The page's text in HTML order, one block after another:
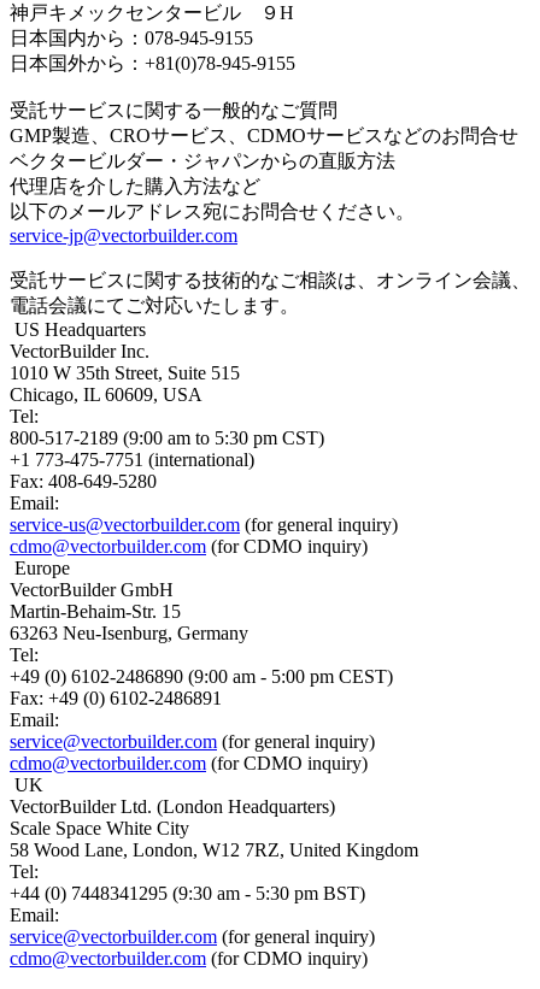
神戸キメックセンタービル ９H
日本国内から：078-945-9155
日本国外から：+81(0)78-945-9155
受託サービスに関する一般的なご質問
GMP製造、CROサービス、CDMOサービスなどのお問合せ
ベクタービルダー・ジャパンからの直販方法
代理店を介した購入方法など
以下のメールアドレス宛にお問合せください。
service-jp@vectorbuilder.com
受託サービスに関する技術的なご相談は、オンライン会議、
電話会議にてご対応いたします。
US Headquarters
VectorBuilder Inc.
1010 W 35th Street, Suite 515
Chicago, IL 60609, USA
Tel:
800-517-2189 (9:00 am to 5:30 pm CST)
+1 773-475-7751 (international)
Fax: 408-649-5280
Email:
service-us@vectorbuilder.com (for general inquiry)
cdmo@vectorbuilder.com (for CDMO inquiry)
Europe
VectorBuilder GmbH
Martin-Behaim-Str. 15
63263 Neu-Isenburg, Germany
Tel:
+49 (0) 6102-2486890 (9:00 am - 5:00 pm CEST)
Fax: +49 (0) 6102-2486891
Email:
service@vectorbuilder.com (for general inquiry)
cdmo@vectorbuilder.com (for CDMO inquiry)
UK
VectorBuilder Ltd. (London Headquarters)
Scale Space White City
58 Wood Lane, London, W12 7RZ, United Kingdom
Tel:
+44 (0) 7448341295 (9:30 am - 5:30 pm BST)
Email:
service@vectorbuilder.com (for general inquiry)
cdmo@vectorbuilder.com (for CDMO inquiry)